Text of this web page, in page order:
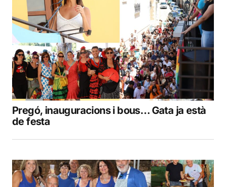
Pregó, inauguracions i bous… Gata ja està
de festa